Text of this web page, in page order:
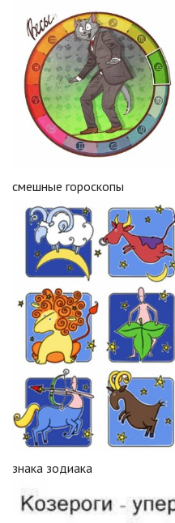
смешные гороскопы
знака зодиака